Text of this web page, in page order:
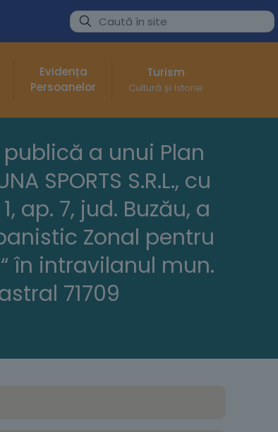
Evidența
Persoanelor
Turism
Cultură și Istorie
a unui Plan
SPORTS S.R.L., cu
ap. 7, jud. Buzău, a
Zonal pentru
în intravilanul mun.
71709